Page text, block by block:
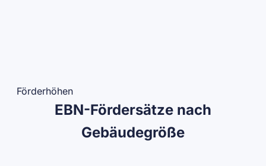
Förderhöhen
EBN-Fördersätze nach
Gebäudegröße